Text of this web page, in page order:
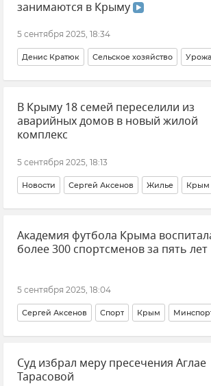
Новости Крыма Происшествия
занимаются в Крыму
5 сентября 2025, 18:34
Денис Кратюк Сельское хозяйство
Минсельхоз Крыма Крым Новости
В Крыму 18 семей переселили из
аварийных домов в новый жилой
комплекс
5 сентября 2025, 18:13
Новости Сергей Аксенов Жилье Крым
Новости Крыма Общество Евпатория
Академия футбола Крыма
более 300 спортсменов за пять лет
5 сентября 2025, 18:04
Сергей Аксенов Спорт Крым
Минспорта Крыма Футбол Новости
Крымский футбол Академия футбола Крыма
Суд избрал меру пресечения Аглае
Тарасовой